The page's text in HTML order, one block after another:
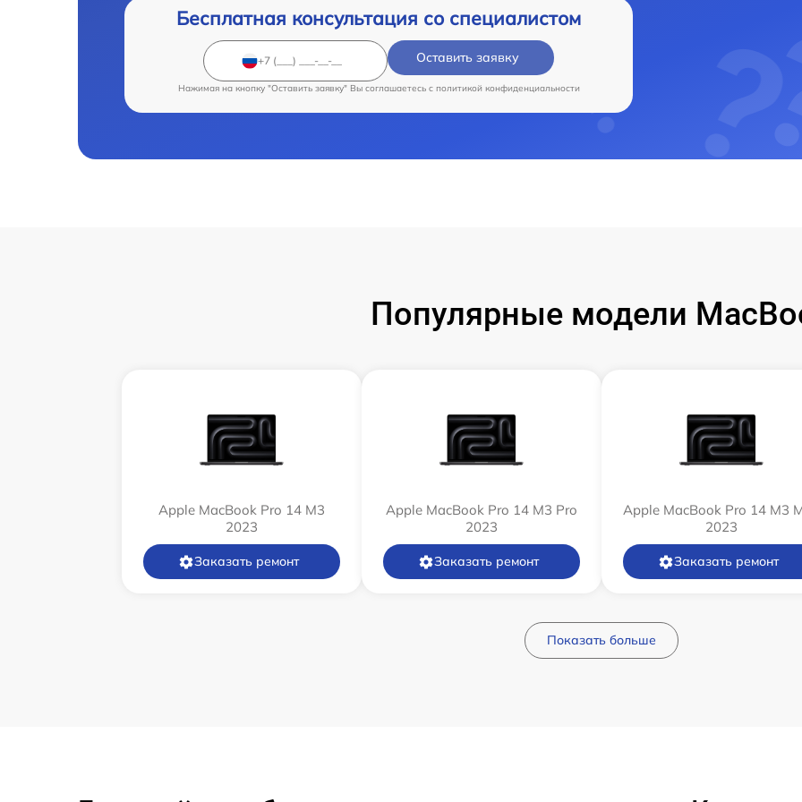
Бесплатная консультация со специалистом
Оставить заявку
Нажимая на кнопку "Оставить заявку" Вы соглашаетесь c политикой конфиденциальности
Популярные модели
Apple MacBook Pro 14 M3
2023
Заказать ремонт
Apple MacBook Pro 14 M3 Pro
2023
Заказать ремонт
Apple MacBook Pro 14 M3
2023
Заказать ремонт
Показать больше